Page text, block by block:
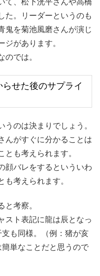
た。リーダーというのも
鬼を菊池風磨さんが演じ
ジがあります。
のでは。
せた後のサプライ
のは決まりでしょう。
んがすぐに分かることは
とも考えられます。
顔バレをするといういわ
も考えられます。
と考察。
スト表記に龍は辰となっ
も同様。（例：猪が亥
単なことだと思うので